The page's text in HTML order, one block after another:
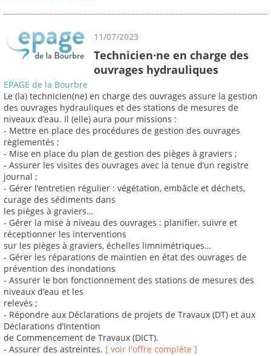
11/07/2023
Technicien·ne en charge des
ouvrages hydrauliques
EPAGE de la Bourbre
Le (la) technicien(ne) en charge des ouvrages assure la gestion
des ouvrages hydrauliques et des stations de mesures de
niveaux d’eau. Il (elle) aura pour missions :
- Mettre en place des procédures de gestion des ouvrages
règlementés ;
- Mise en place du plan de gestion des pièges à graviers ;
- Assurer les visites des ouvrages avec la tenue d’un registre
journal ;
- Gérer l’entretien régulier : végétation, embâcle et déchets,
curage des sédiments dans
les pièges à graviers…
- Gérer la mise à niveau des ouvrages : planifier, suivre et
réceptionner les interventions
sur les pièges à graviers, échelles limnimétriques…
- Gérer les réparations de maintien en état des ouvrages de
prévention des inondations
- Assurer le bon fonctionnement des stations de mesures des
niveaux d’eau et les
relevés ;
- Répondre aux Déclarations de projets de Travaux (DT) et aux
Déclarations d’Intention
de Commencement de Travaux (DICT).
- Assurer des astreintes. [ voir l'offre complète ]